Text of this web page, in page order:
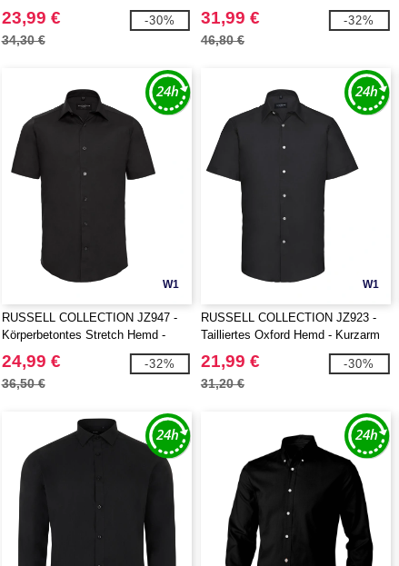
23,99 €
34,30 €
-30%
Hemd - Langarm
31,99 €
46,80 €
-32%
W1
RUSSELL COLLECTION JZ947 -
Körperbetontes Stretch Hemd -
Kurzarm
24,99 €
36,50 €
-32%
W1
RUSSELL COLLECTION JZ923 -
Tailliertes Oxford Hemd - Kurzarm
21,99 €
31,20 €
-30%